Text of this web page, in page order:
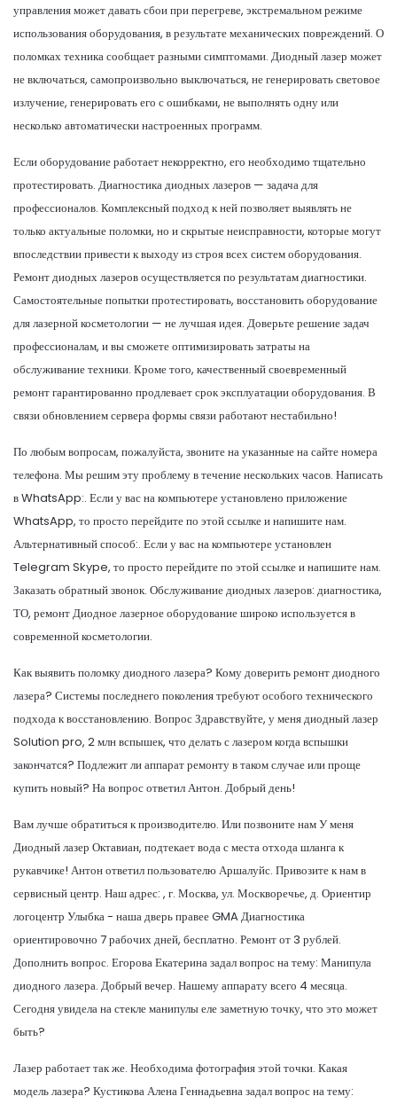
управления может давать сбои при перегреве, экстремальном режиме
использования оборудования, в результате механических повреждений. О
поломках техника сообщает разными симптомами. Диодный лазер может
не включаться, самопроизвольно выключаться, не генерировать световое
излучение, генерировать его с ошибками, не выполнять одну или
несколько автоматически настроенных программ.
Если оборудование работает некорректно, его необходимо тщательно
протестировать. Диагностика диодных лазеров — задача для
профессионалов. Комплексный подход к ней позволяет выявлять не
только актуальные поломки, но и скрытые неисправности, которые могут
впоследствии привести к выходу из строя всех систем оборудования.
Ремонт диодных лазеров осуществляется по результатам диагностики.
Самостоятельные попытки протестировать, восстановить оборудование
для лазерной косметологии — не лучшая идея. Доверьте решение задач
профессионалам, и вы сможете оптимизировать затраты на
обслуживание техники. Кроме того, качественный своевременный
ремонт гарантированно продлевает срок эксплуатации оборудования. В
связи обновлением сервера формы связи работают нестабильно!
По любым вопросам, пожалуйста, звоните на указанные на сайте номера
телефона. Мы решим эту проблему в течение нескольких часов. Написать
в WhatsApp:. Если у вас на компьютере установлено приложение
WhatsApp, то просто перейдите по этой ссылке и напишите нам.
Альтернативный способ:. Если у вас на компьютере установлен
Telegram Skype, то просто перейдите по этой ссылке и напишите нам.
Заказать обратный звонок. Обслуживание диодных лазеров: диагностика,
ТО, ремонт Диодное лазерное оборудование широко используется в
современной косметологии.
Как выявить поломку диодного лазера? Кому доверить ремонт диодного
лазера? Системы последнего поколения требуют особого технического
подхода к восстановлению. Вопрос Здравствуйте, у меня диодный лазер
Solution pro, 2 млн вспышек, что делать с лазером когда вспышки
закончатся? Подлежит ли аппарат ремонту в таком случае или проще
купить новый? На вопрос ответил Антон. Добрый день!
Вам лучше обратиться к производителю. Или позвоните нам У меня
Диодный лазер Октавиан, подтекает вода с места отхода шланга к
рукавчике! Антон ответил пользователю Аршалуйс. Привозите к нам в
сервисный центр. Наш адрес: , г. Москва, ул. Москворечье, д. Ориентир
логоцентр Улыбка - наша дверь правее GMA Диагностика
ориентировочно 7 рабочих дней, бесплатно. Ремонт от 3 рублей.
Дополнить вопрос. Егорова Екатерина задал вопрос на тему: Манипула
диодного лазера. Добрый вечер. Нашему аппарату всего 4 месяца.
Сегодня увидела на стекле манипулы еле заметную точку, что это может
быть?
Лазер работает так же. Необходима фотография этой точки. Какая
модель лазера? Кустикова Алена Геннадьевна задал вопрос на тему: